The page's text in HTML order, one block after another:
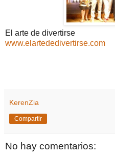
El arte de divertirse
www.elartededivertirse.com
KerenZia
Compartir
No hay comentarios: